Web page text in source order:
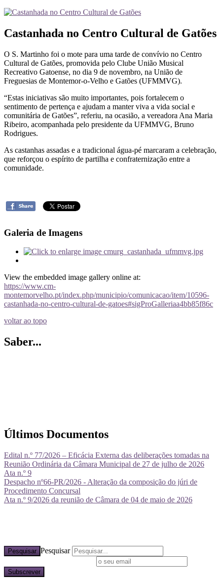
Castanhada no Centro Cultural de Gatões
O S. Martinho foi o mote para uma tarde de convívio no Centro
Cultural de Gatões, promovida pelo Clube União Musical
Recreativo Gatoense, no dia 9 de novembro, na União de
Freguesias de Montemor-o-Velho e Gatões (UFMMVG).
“Estas iniciativas são muito importantes, pois fortalecem o
sentimento de pertença e ajudam a manter viva a vida social e
comunitária de Gatões”, referiu, na ocasião, a vereadora Ana Maria
Ribeiro, acompanhada pelo presidente da UFMMVG, Bruno
Rodrigues.
As castanhas assadas e a tradicional água-pé marcaram a celebração,
que reforçou o espírito de partilha e confraternização entre a
comunidade.
Galeria de Imagens
View the embedded image gallery online at:
https://www.cm-
montemorvelho.pt/index.php/municipio/comunicacao/item/10596-
castanhada-no-centro-cultural-de-gatoes#sigProGalleriaa4bb85f86c
voltar ao topo
Saber...
Últimos Documentos
Edital n.º 77/2026 – Eficácia Externa das deliberações tomadas na
Reunião Ordinária da Câmara Municipal de 27 de julho de 2026
Ata n.º 9
Despacho nº66-PR/2026 - Alteração da composição do júri de
Procedimento Concursal
Ata n.º 9/2026 da reunião de Câmara de 04 de maio de 2026
Pesquisar Pesquisar